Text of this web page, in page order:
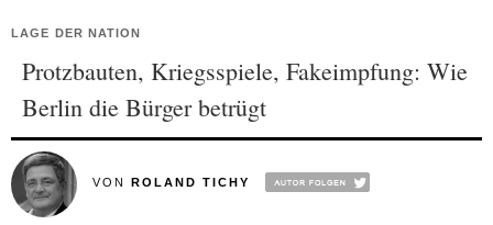
LAGE DER NATION
Protzbauten, Kriegsspiele, Fakeimpfung: Wie
Berlin die Bürger betrügt
VON ROLAND TICHY